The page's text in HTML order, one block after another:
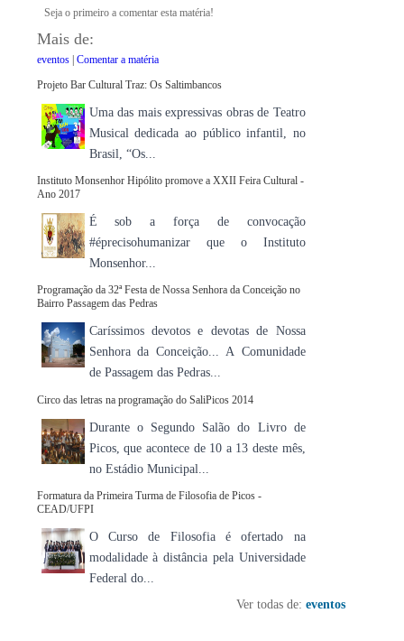
Seja o primeiro a comentar esta matéria!
Mais de:
eventos| Comentar a matéria
Projeto Bar Cultural Traz: Os Saltimbancos
Uma das mais expressivas obras de Teatro
Musical dedicada ao público infantil, no
Brasil, “Os...
Instituto Monsenhor Hipólito promove a XXII Feira Cultural -
Ano 2017
É sob a força de convocação
#éprecisohumanizar que o Instituto
Monsenhor...
Programação da 32ª Festa de Nossa Senhora da Conceição no
Bairro Passagem das Pedras
Caríssimos devotos e devotas de Nossa
Senhora da Conceição... A Comunidade
de Passagem das Pedras...
Circo das letras na programação do SaliPicos 2014
Durante o Segundo Salão do Livro de
Picos, que acontece de 10 a 13 deste mês,
no Estádio Municipal...
Formatura da Primeira Turma de Filosofia de Picos -
CEAD/UFPI
O Curso de Filosofia é ofertado na
modalidade à distância pela Universidade
Federal do...
Ver todas de: eventos